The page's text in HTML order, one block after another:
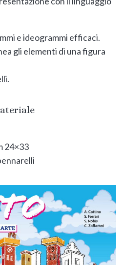
e ideogrammi efficaci.
gli elementi di una figura
24×33